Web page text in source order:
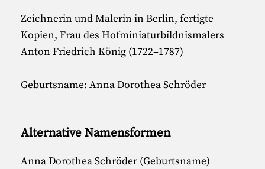
Zeichnerin und Malerin in Berlin, fertigte
Kopien, Frau des Hofminiaturbildnismalers
Anton Friedrich König (1722–1787)
Geburtsname: Anna Dorothea Schröder
Alternative Namensformen
Anna Dorothea Schröder (Geburtsname)